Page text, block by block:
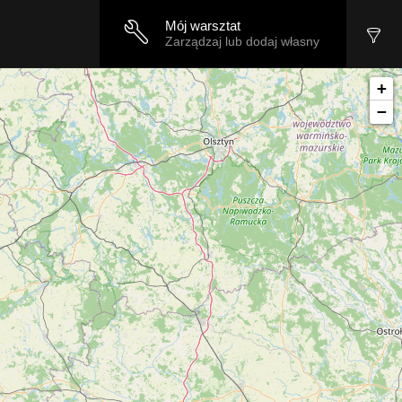
Mój warsztat
Zarządzaj lub dodaj własny
+
−